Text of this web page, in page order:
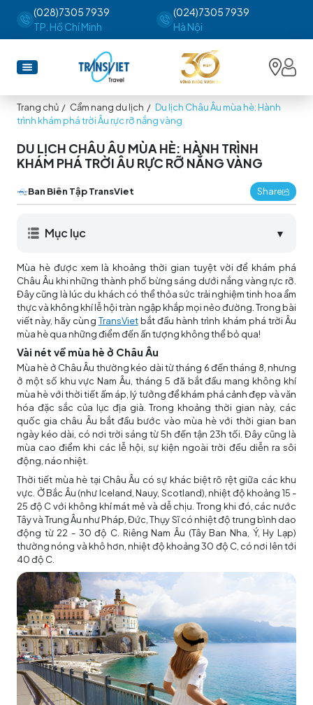
(028)7305 7939
TP. Hồ Chí Minh
(024)7305 7939
Hà Nội
Trang chủ / Cẩm nang du lịch / Du lịch Châu Âu mùa hè: Hành
trình khám phá trời Âu rực rỡ nắng vàng
DU LỊCH CHÂU ÂU MÙA HÈ: HÀNH TRÌNH
KHÁM PHÁ TRỜI ÂU RỰC RỠ NẮNG VÀNG
Ban Biên Tập TransViet Share
Mục lục ▼
Mùa hè được xem là khoảng thời gian tuyệt vời để khám phá
Châu Âu khi những thành phố bừng sáng dưới nắng vàng rực rỡ.
Đây cũng là lúc du khách có thể thỏa sức trải nghiệm tinh hoa ẩm
thực và không khí lễ hội tràn ngập khắp mọi nẻo đường. Trong bài
viết này, hãy cùng TransVietbắt đầu hành trình khám phá trời Âu
mùa hè qua những điểm đến ấn tượng không thể bỏ qua!
Vài nét về mùa hè ở Châu Âu
Mùa hè ở Châu Âu thường kéo dài từ tháng 6 đến tháng 8, nhưng
ở một số khu vực Nam Âu, tháng 5 đã bắt đầu mang không khí
mùa hè với thời tiết ấm áp, lý tưởng để khám phá cảnh đẹp và văn
hóa đặc sắc của lục địa già. Trong khoảng thời gian này, các
quốc gia châu Âu bắt đầu bước vào mùa hè với thời gian ban
ngày kéo dài, có nơi trời sáng từ 5h đến tận 23h tối. Đây cũng là
mùa cao điểm khi các lễ hội, sự kiện ngoài trời đều diễn ra sôi
động, náo nhiệt.
Thời tiết mùa hè tại Châu Âu có sự khác biệt rõ rệt giữa các khu
vực. Ở Bắc Âu (như Iceland, Nauy, Scotland), nhiệt độ khoảng 15 -
25 độ C với không khí mát mẻ và dễ chịu. Trong khi đó, các nước
Tây và Trung Âu như Pháp, Đức, Thụy Sĩ có nhiệt độ trung bình dao
động từ 22 - 30 độ C. Riêng Nam Âu (Tây Ban Nha, Ý, Hy Lạp)
thường nóng và khô hơn, nhiệt độ khoảng 30 độ C, có nơi lên tới
40 độ C.